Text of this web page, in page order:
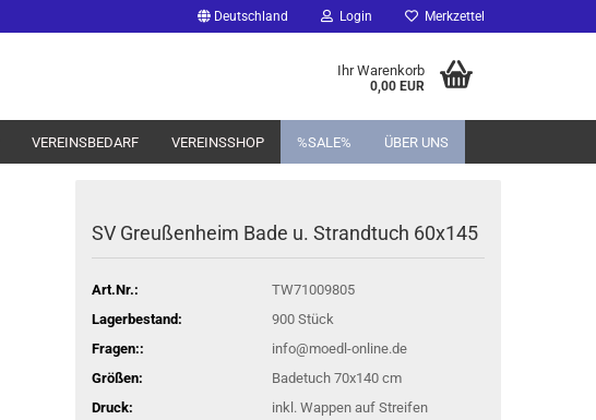
Deutschland Login Merkzettel
Ihr Warenkorb
0,00 EUR
VEREINSBEDARF VEREINSSHOP %SALE% ÜBER UNS
SV Greußenheim Bade u. Strandtuch 60x145
Art.Nr.:
TW71009805
Lagerbestand:
900 Stück
Fragen::
info@moedl-online.de
Größen:
Badetuch 70x140 cm
Druck:
inkl. Wappen auf Streifen